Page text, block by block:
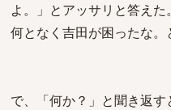
よ。」とアッサリと答えた。
何となく吉田が困ったな。
で、「何か？」と聞き返